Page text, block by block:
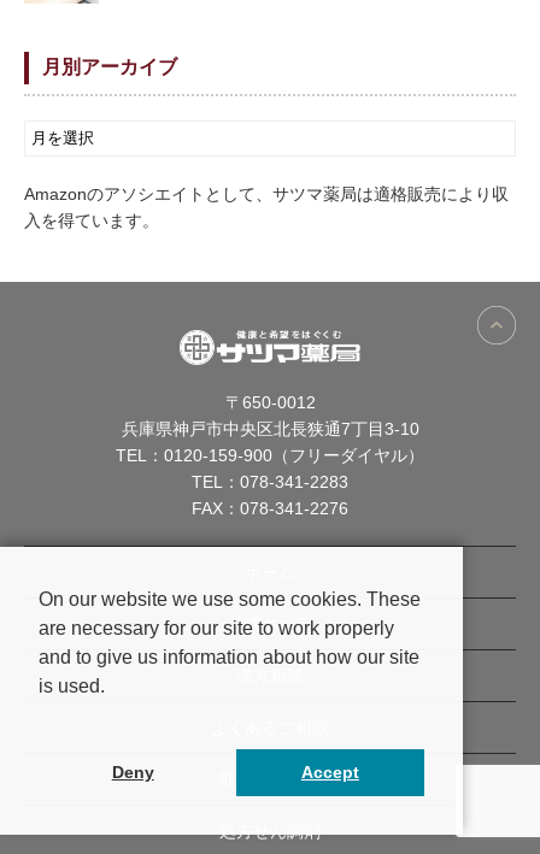
月別アーカイブ
Amazonのアソシエイトとして、サツマ薬局は適格販売により収
入を得ています。
〒650-0012
兵庫県神戸市中央区北長狭通7丁目3-10
TEL： 0120-159-900（フリーダイヤル）
TEL： 078-341-2283
FAX：078-341-2276
公式キャラ
取り扱い商品
処方せん調剤
On our website we use some cookies. These
are necessary for our site to work properly
and to give us information about how our site
is used.
Deny Accept